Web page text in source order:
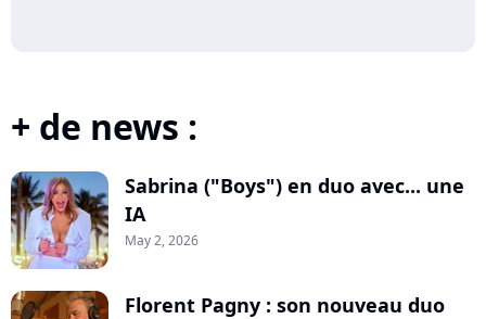
+ de news :
Sabrina ("Boys") en duo avec... une
IA
May 2, 2026
Florent Pagny : son nouveau duo